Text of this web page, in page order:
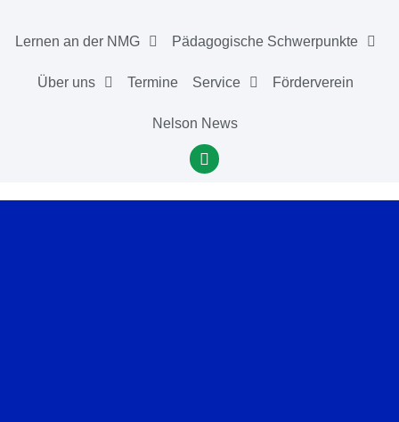
Lernen an der NMG Pädagogische Schwerpunkte
Über uns Termine Service Förderverein
Nelson News